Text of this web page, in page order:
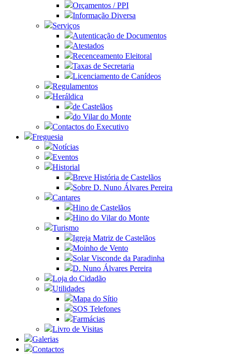
Orçamentos / PPI
Informação Diversa
Serviços
Autenticação de Documentos
Atestados
Recenceamento Eleitoral
Taxas de Secretaria
Licenciamento de Canídeos
Regulamentos
Heráldica
de Castelãos
do Vilar do Monte
Contactos do Executivo
Freguesia
Notícias
Eventos
Historial
Breve História de Castelãos
Sobre D. Nuno Álvares Pereira
Cantares
Hino de Castelãos
Hino do Vilar do Monte
Turismo
Igreja Matriz de Castelãos
Moinho de Vento
Solar Visconde da Paradinha
D. Nuno Álvares Pereira
Loja do Cidadão
Utilidades
Mapa do Sítio
SOS Telefones
Farmácias
Livro de Visitas
Galerias
Contactos